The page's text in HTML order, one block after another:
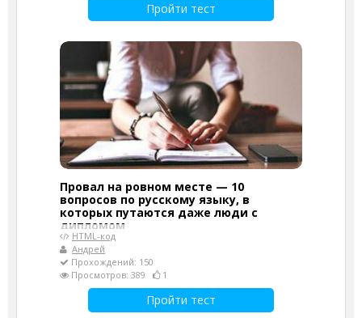
Пройти тест
Провал на ровном месте — 10
вопросов по русскому языку, в
которых путаются даже люди с
дипломом
HTML-код
Андрей
Прохождений: 150
Просмотров: 389
1
Пройти тест